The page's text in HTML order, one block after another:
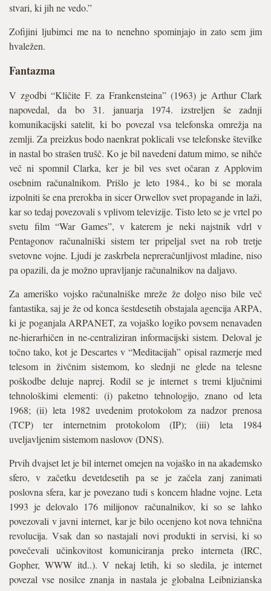
stvari, ki jih ne vedo.”
Zofijini ljubimci me na to nenehno spominjajo in zato sem jim
hvaležen.
Fantazma
V zgodbi “Kličite F. za Frankensteina” (1963) je Arthur Clark
napovedal, da bo 31. januarja 1974. izstreljen še zadnji
komunikacijski satelit, ki bo povezal vsa telefonska omrežja na
zemlji. Za preizkus bodo naenkrat poklicali vse telefonske številke
in nastal bo strašen trušč. Ko je bil navedeni datum mimo, se nihče
več ni spomnil Clarka, ker je bil ves svet očaran z Applovim
osebnim računalnikom. Prišlo je leto 1984., ko bi se morala
izpolniti še ena prerokba in sicer Orwellov svet propagande in laži,
kar so tedaj povezovali s vplivom televizije. Tisto leto se je vrtel po
svetu film “War Games”, v katerem je neki najstnik vdrl v
Pentagonov računalniški sistem ter pripeljal svet na rob tretje
svetovne vojne. Ljudi je zaskrbela nepreračunljivost mladine, niso
pa opazili, da je možno upravljanje računalnikov na daljavo.
Za ameriško vojsko računalniške mreže že dolgo niso bile več
fantastika, saj je že od konca šestdesetih obstajala agencija ARPA,
ki je poganjala ARPANET, za vojaško logiko povsem nenavaden
ne-hierarhičen in ne-centraliziran informacijski sistem. Deloval je
točno tako, kot je Descartes v “Meditacijah” opisal razmerje med
telesom in živčnim sistemom, ko slednji ne glede na telesne
poškodbe deluje naprej. Rodil se je internet s tremi ključnimi
tehnološkimi elementi: (i) paketno tehnologijo, znano od leta
1968; (ii) leta 1982 uvedenim protokolom za nadzor prenosa
(TCP) ter internetnim protokolom (IP); (iii) leta 1984
uveljavljenim sistemom naslovov (DNS).
Prvih dvajset let je bil internet omejen na vojaško in na akademsko
sfero, v začetku devetdesetih pa se je začela zanj zanimati
poslovna sfera, kar je povezano tudi s koncem hladne vojne. Leta
1993 je delovalo 176 milijonov računalnikov, ki so se lahko
povezovali v javni internet, kar je bilo ocenjeno kot nova tehnična
revolucija. Vsak dan so nastajali novi produkti in servisi, ki so
povečevali učinkovitost komuniciranja preko interneta (IRC,
Gopher, WWW itd..). V nekaj letih, ki so sledila, je internet
povezal vse nosilce znanja in nastala je globalna Leibnizianska